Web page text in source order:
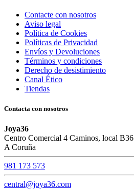
Contacte con nosotros
Aviso legal
Política de Cookies
Políticas de Privacidad
Envíos y Devoluciones
Términos y condiciones
Derecho de desistimiento
Canal Ético
Tiendas
Contacta con nosotros
Joya36
Centro Comercial 4 Caminos, local B36
A Coruña
981 173 573
central@joya36.com